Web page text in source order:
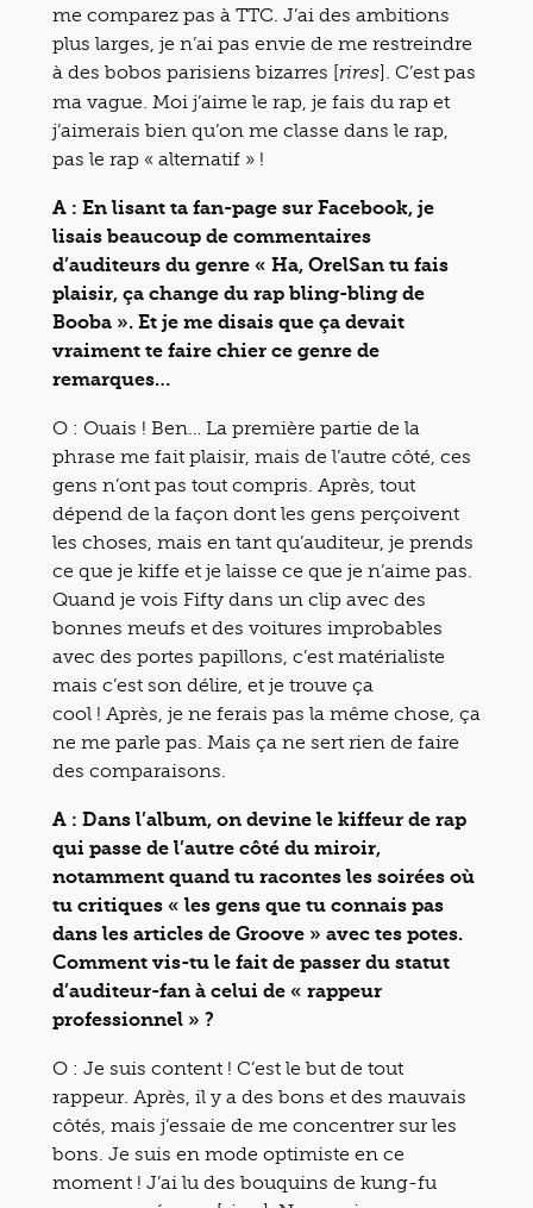
me comparez pas à TTC. J’ai des ambitions
plus larges, je n’ai pas envie de me restreindre
à des bobos parisiens bizarres [rires]. C’est pas
ma vague. Moi j’aime le rap, je fais du rap et
j’aimerais bien qu’on me classe dans le rap,
pas le rap « alternatif » !
A : En lisant ta fan-page sur Facebook, je
lisais beaucoup de commentaires
d’auditeurs du genre « Ha, OrelSan tu fais
plaisir, ça change du rap bling-bling de
Booba ». Et je me disais que ça devait
vraiment te faire chier ce genre de
remarques…
O : Ouais ! Ben… La première partie de la
phrase me fait plaisir, mais de l’autre côté, ces
gens n’ont pas tout compris. Après, tout
dépend de la façon dont les gens perçoivent
les choses, mais en tant qu’auditeur, je prends
ce que je kiffe et je laisse ce que je n’aime pas.
Quand je vois Fifty dans un clip avec des
bonnes meufs et des voitures improbables
avec des portes papillons, c’est matérialiste
mais c’est son délire, et je trouve ça
cool ! Après, je ne ferais pas la même chose, ça
ne me parle pas. Mais ça ne sert rien de faire
des comparaisons.
A : Dans l’album, on devine le kiffeur de rap
qui passe de l’autre côté du miroir,
notamment quand tu racontes les soirées où
tu critiques « les gens que tu connais pas
dans les articles de Groove » avec tes potes.
Comment vis-tu le fait de passer du statut
d’auditeur-fan à celui de « rappeur
professionnel » ?
O : Je suis content ! C’est le but de tout
rappeur. Après, il y a des bons et des mauvais
côtés, mais j’essaie de me concentrer sur les
bons. Je suis en mode optimiste en ce
moment ! J’ai lu des bouquins de kung-fu